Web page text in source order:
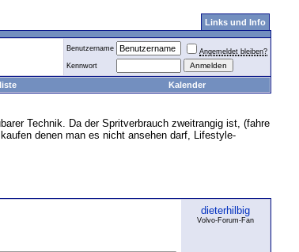
Links und Info
Benutzername
Angemeldet bleiben?
Kennwort
Kalender
Technik. Da der Spritverbrauch zweitrangig ist, (fahre
denen man es nicht ansehen darf, Lifestyle-
dieterhilbig
Volvo-Forum-Fan